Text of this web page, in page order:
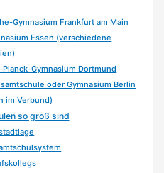
Gymnasium Frankfurt am Main
Essen (verschiedene
Planck-Gymnasium Dortmund
oder Gymnasium Berlin
im Verbund)
so groß sind